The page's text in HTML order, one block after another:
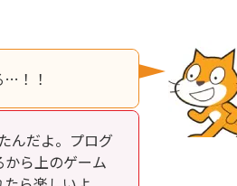
…！！
んだよ。プログ
ら上のゲーム